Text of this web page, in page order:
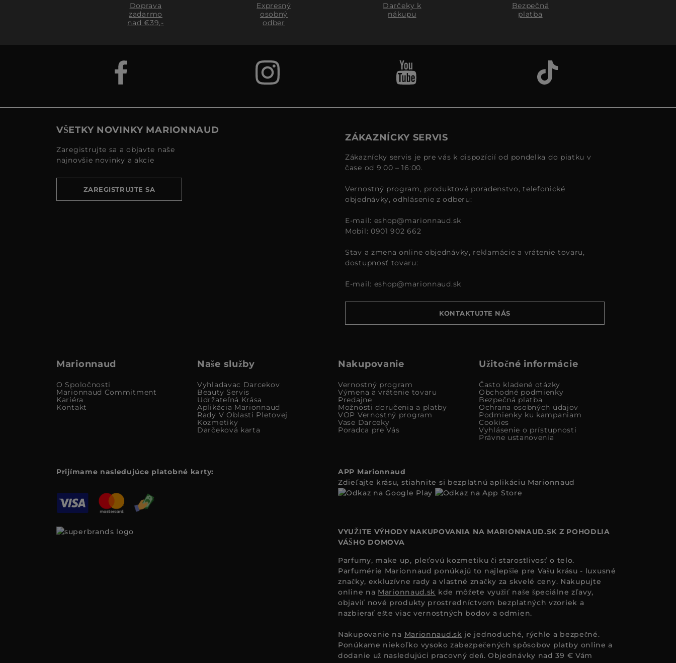
Doprava
zadarmo
nad €39,-
Expresný
osobný
odber
Darčeky k
nákupu
Bezpečná
platba
VŠETKY NOVINKY MARIONNAUD
Zaregistrujte sa a objavte naše
najnovšie novinky a akcie
ZAREGISTRUJTE SA
ZÁKAZNÍCKY SERVIS
Zákaznícky servis je pre vás k dispozícií od pondelka do piatku v
čase od 9:00 – 16:00.
Vernostný program, produktové poradenstvo, telefonické
objednávky, odhlásenie z odberu:
E-mail: eshop@marionnaud.sk
Mobil: 0901 902 662
Stav a zmena online objednávky, reklamácie a vrátenie tovaru,
dostupnosť tovaru:
E-mail: eshop@marionnaud.sk
KONTAKTUJTE NÁS
Marionnaud
O Spoločnosti
Marionnaud Commitment
Kariéra
Kontakt
Naše služby
Vyhladavac Darcekov
Beauty Servis
Udržateľná Krása
Aplikácia Marionnaud
Rady V Oblasti Pletovej
Kozmetiky
Darčeková karta
Nakupovanie
Vernostný program
Výmena a vrátenie tovaru
Predajne
Možnosti doručenia a platby
VOP Vernostný program
Vase Darceky
Poradca pre Vás
Užitočné informácie
Často kladené otázky
Obchodné podmienky
Bezpečná platba
Ochrana osobných údajov
Podmienky ku kampaniam
Cookies
Vyhlásenie o prístupnosti
Právne ustanovenia
Prijímame nasledujúce platobné karty:
APP Marionnaud
Zdieľajte krásu, stiahnite si bezplatnú aplikáciu Marionnaud
VYUŽITE VÝHODY NAKUPOVANIA NA MARIONNAUD.SK Z POHODLIA
VÁŠHO DOMOVA
Parfumy, make up, pleťovú kozmetiku či starostlivosť o telo.
Parfumérie Marionnaud ponúkajú to najlepšie pre Vašu krásu - luxusné
značky, exkluzívne rady a vlastné značky za skvelé ceny. Nakupujte
online na Marionnaud.sk kde môžete využiť naše špeciálne zľavy,
objaviť nové produkty prostredníctvom bezplatných vzoriek a
nazbierať ešte viac vernostných bodov a odmien.
Nakupovanie na Marionnaud.sk je jednoduché, rýchle a bezpečné.
Ponúkame niekoľko vysoko zabezpečených spôsobov platby online a
dodanie už nasledujúci pracovný deň. Objednávky nad 39 € Vám